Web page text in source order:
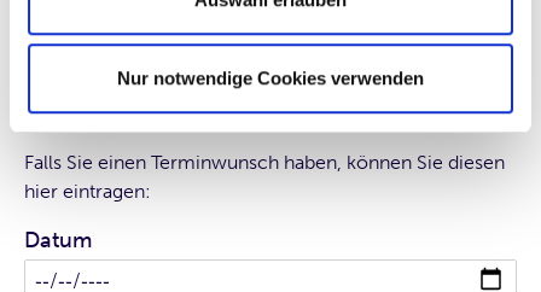
Nur notwendige Cookies verwenden
Terminwunsch
Falls Sie einen Terminwunsch haben, können Sie diesen
hier eintragen:
Datum